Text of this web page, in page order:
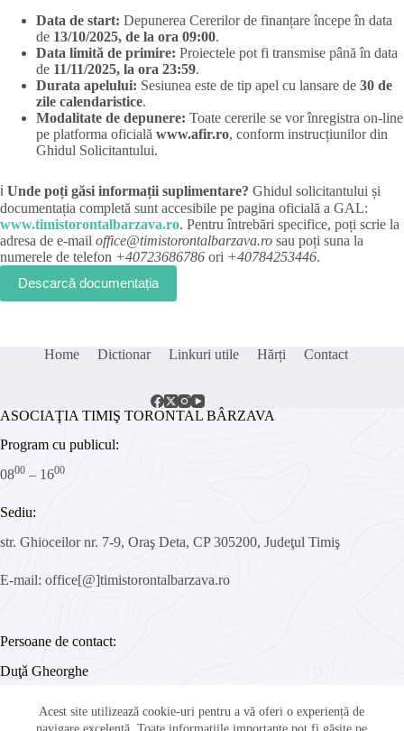
Acest site utilizează cookie-uri pentru a vă oferi o experiență de
Data de start: Depunerea Cererilor de finanțare începe în data
de 13/10/2025, de la ora 09:00.
Data limită de primire: Proiectele pot fi transmise până în data
de 11/11/2025, la ora 23:59.
Durata apelului: Sesiunea este de tip apel cu lansare de 30 de
zile calendaristice.
Modalitate de depunere: Toate cererile se vor înregistra on-line
pe platforma oficială www.afir.ro, conform instrucțiunilor din
Ghidul Solicitantului.
ℹ️ Unde poți găsi informații suplimentare? Ghidul solicitantului și
documentația completă sunt accesibile pe pagina oficială a GAL:
www.timistorontalbarzava.ro. Pentru întrebări specifice, poți scrie la
adresa de e-mail office@timistorontalbarzava.ro sau poți suna la
numerele de telefon +40723686786 ori +40784253446.
Descarcă documentația
Home Dictionar Linkuri utile Hărți Contact
ASOCIAŢIA TIMIŞ TORONTAL BÂRZAVA
Program cu publicul:
0800 – 1600
Sediu:
str. Ghioceilor nr. 7-9, Oraş Deta, CP 305200, Judeţul Timiş
E-mail: office[@]timistorontalbarzava.ro
Persoane de contact:
Duţǎ Gheorghe
Tel: +40 784 253 446